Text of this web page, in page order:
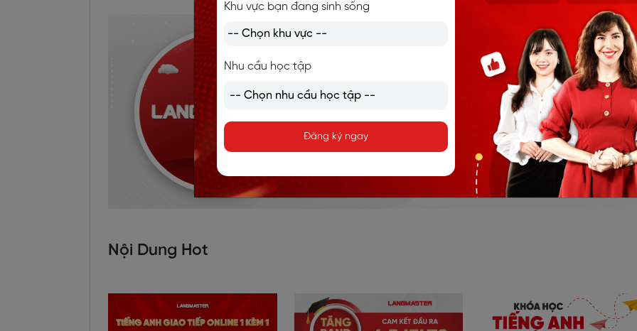
HỌC TIẾNG ANH LANGMASTER
Langmaster là hệ sinh thái đào tạo tiếng Anh toàn diện
với 16+ năm uy tín, bao gồm các chương trình: Tiếng Anh
giao tiếp, Luyện thi IELTS và tiếng Anh trẻ em. Hàng trăm
nghìn học viên trên toàn cầu, 95% học viên đạt mục tiêu
Nội Dung Hot
Khu vực bạn đang sinh sống
Nhu cầu học tập
Đăng ký ngay